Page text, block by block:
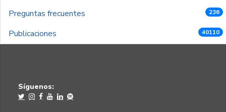
Preguntas frecuentes 236
Publicaciones 40110
Síguenos: